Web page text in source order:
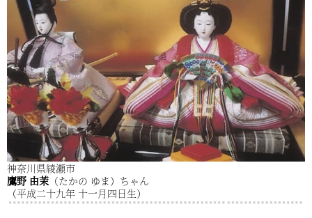
神奈川県綾瀬市
鷹野 由茉 （たかの ゆま）ちゃん
（平成二十九年 十一月四日生）